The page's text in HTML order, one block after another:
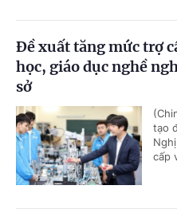
Đề xuất tăng mức trợ
học, giáo dục nghề
sở
tạo
cấp